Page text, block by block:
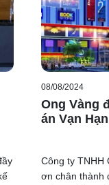
lớp hồ dán đều.
hợp với
các viên gạch với
08/08/2024
Ong Vàng
án Vạn
Công ty TNHH
ơn chân thành